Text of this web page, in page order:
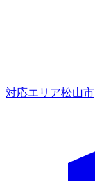
対応エリア松山市